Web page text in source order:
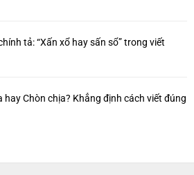
tả: “Xấn xổ hay sấn sổ” trong viết
hay Chòn chịa? Khẳng định cách viết đúng